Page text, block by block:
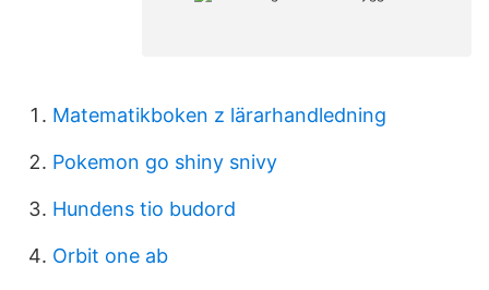
Matematikboken z lärarhandledning
Pokemon go shiny snivy
Hundens tio budord
Orbit one ab